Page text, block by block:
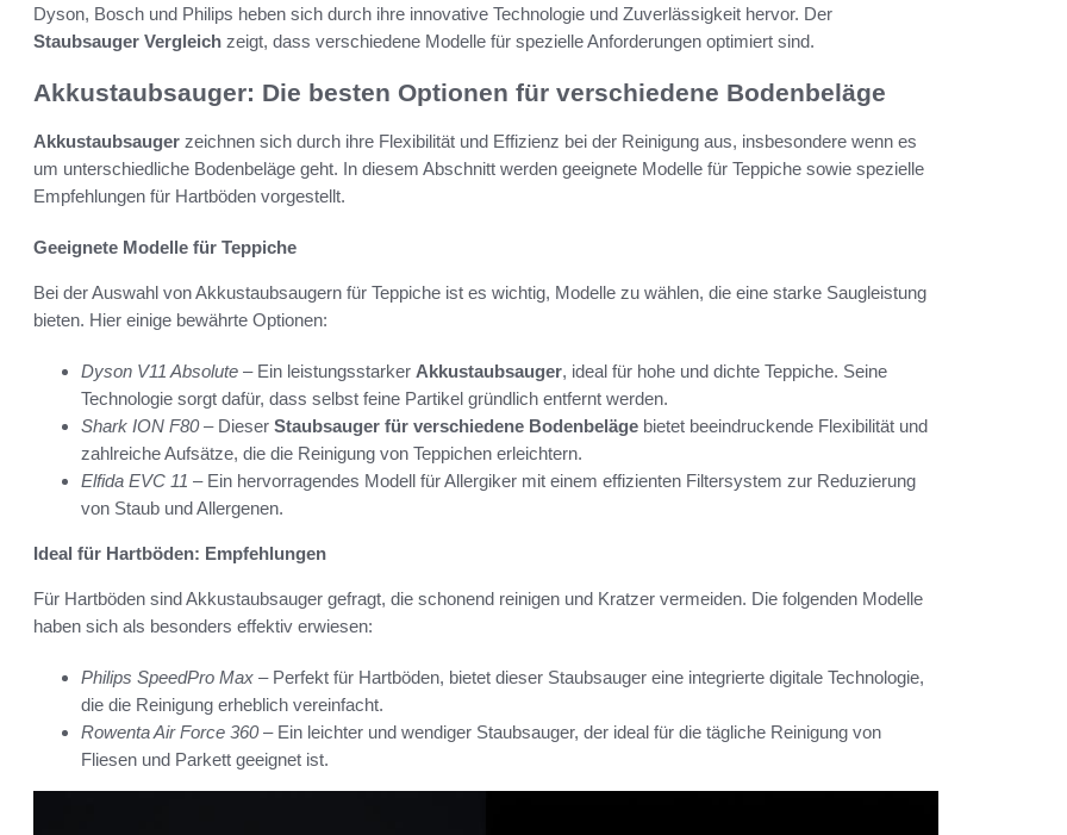
Dyson, Bosch und Philips heben sich durch ihre innovative Technologie und Zuverlässigkeit hervor. Der
Staubsauger Vergleich zeigt, dass verschiedene Modelle für spezielle Anforderungen optimiert sind.
Akkustaubsauger: Die besten Optionen für verschiedene Bodenbeläge
Akkustaubsauger zeichnen sich durch ihre Flexibilität und Effizienz bei der Reinigung aus, insbesondere wenn es
um unterschiedliche Bodenbeläge geht. In diesem Abschnitt werden geeignete Modelle für Teppiche sowie spezielle
Empfehlungen für Hartböden vorgestellt.
Geeignete Modelle für Teppiche
Bei der Auswahl von Akkustaubsaugern für Teppiche ist es wichtig, Modelle zu wählen, die eine starke Saugleistung
bieten. Hier einige bewährte Optionen:
Dyson V11 Absolute – Ein leistungsstarker Akkustaubsauger, ideal für hohe und dichte Teppiche. Seine
Technologie sorgt dafür, dass selbst feine Partikel gründlich entfernt werden.
Shark ION F80– Dieser Staubsauger für verschiedene Bodenbeläge bietet beeindruckende Flexibilität und
zahlreiche Aufsätze, die die Reinigung von Teppichen erleichtern.
Elfida EVC 11 – Ein hervorragendes Modell für Allergiker mit einem effizienten Filtersystem zur Reduzierung
von Staub und Allergenen.
Ideal für Hartböden: Empfehlungen
Für Hartböden sind Akkustaubsauger gefragt, die schonend reinigen und Kratzer vermeiden. Die folgenden Modelle
haben sich als besonders effektiv erwiesen:
Philips SpeedPro Max – Perfekt für Hartböden, bietet dieser Staubsauger eine integrierte digitale Technologie,
die die Reinigung erheblich vereinfacht.
Rowenta Air Force 360– Ein leichter und wendiger Staubsauger, der ideal für die tägliche Reinigung von
Fliesen und Parkett geeignet ist.